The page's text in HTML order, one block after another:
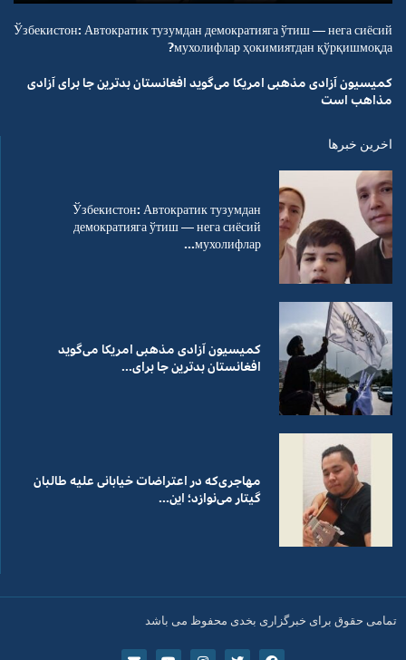
Ўзбекистон: Автократик тузумдан демократияга ўтиш — нега сиёсий
мухолифлар ҳокимиятдан қўрқишмоқда?
کمیسیون آزادی مذهبی امریکا می‌گوید افغانستان بدترین جا برای آزادی
مذاهب است
اخرین خبرها
Ўзбекистон: Автократик тузумдан
демократияга ўтиш — нега сиёсий
мухолифлар...
کمیسیون آزادی مذهبی امریکا می‌گوید
افغانستان بدترین جا برای...
مهاجری‌که در اعتراضات خیابانی علیه طالبان
گیتار می‌نوازد؛ این...
تمامی حقوق برای خبرگزاری بخدی محفوظ می باشد